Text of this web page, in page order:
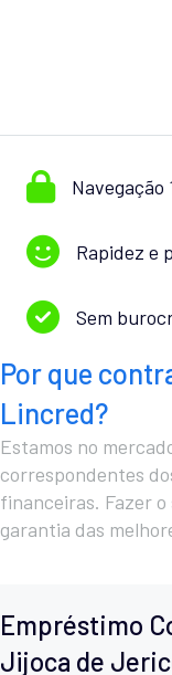
Navegação
Rapidez e
Sem
Por que
Lincred?
Estamos no
correspondentes
financeiras. Fazer
garantia das
Empréstimo
Jijoca de